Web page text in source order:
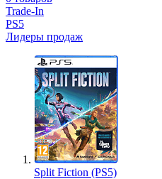
Trade-In
PS5
Лидеры продаж
Split Fiction (PS5)